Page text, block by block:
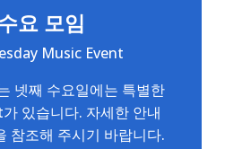
요 모임
Music Event
넷째 수요일에는 특별한
있습니다. 자세한 안내
참조해 주시기 바랍니다.